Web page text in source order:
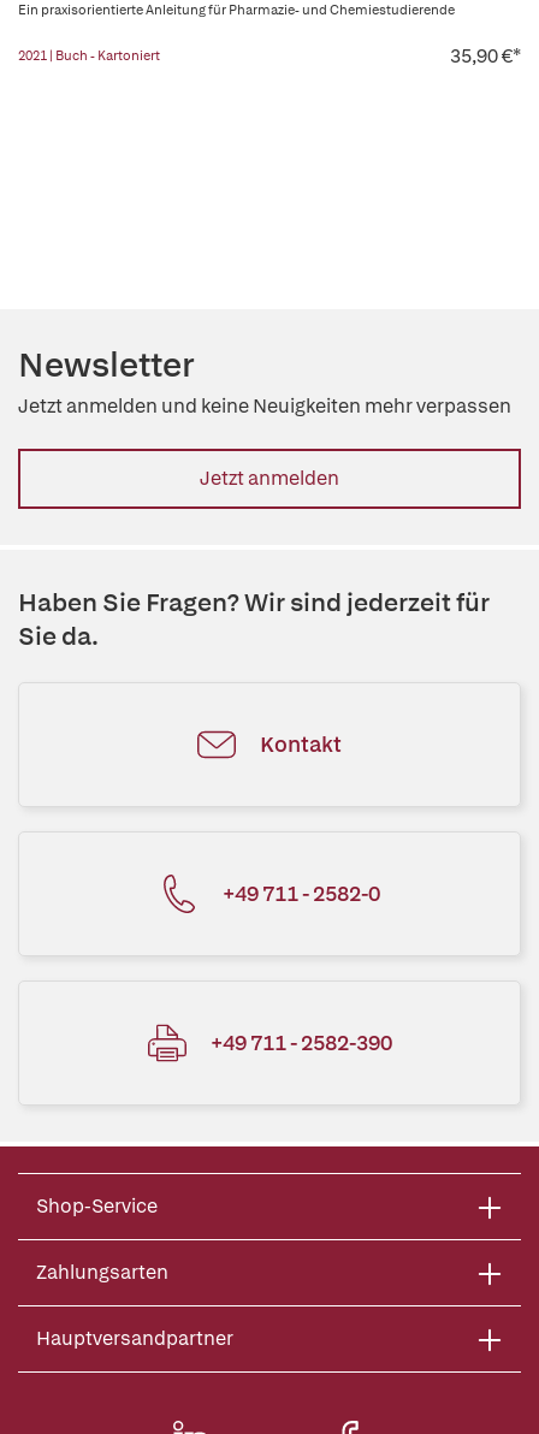
Ein praxisorientierte Anleitung für Pharmazie- und Chemiestudierende
2021 | Buch - Kartoniert 35,90 €*
Newsletter
Jetzt anmelden und keine Neuigkeiten mehr verpassen
Jetzt anmelden
Haben Sie Fragen? Wir sind jederzeit für
Sie da.
Kontakt
+49 711 - 2582-0
+49 711 - 2582-390
Shop-Service
Zahlungsarten
Hauptversandpartner